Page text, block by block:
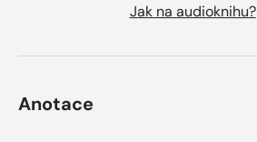
Jak na audioknihu?
Anotace